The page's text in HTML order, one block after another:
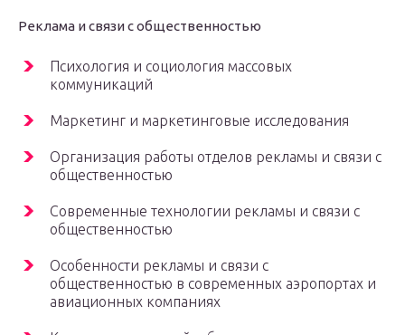
Реклама и связи с общественностью
Психология и социология массовых
коммуникаций
Маркетинг и маркетинговые исследования
Организация работы отделов рекламы и связи с
общественностью
Современные технологии рекламы и связи с
общественностью
Особенности рекламы и связи с
общественностью в современных аэропортах и
авиационных компаниях